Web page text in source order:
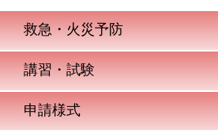
救急・火災予防
講習・試験
申請様式